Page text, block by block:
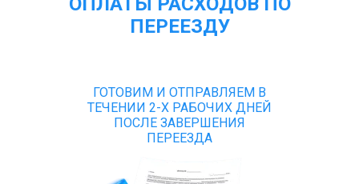
ПЕРЕЕЗДУ
ГОТОВИМ И ОТПРАВЛЯЕМ В
ТЕЧЕНИИ 2-Х РАБОЧИХ ДНЕЙ
ПОСЛЕ ЗАВЕРШЕНИЯ
ПЕРЕЕЗДА